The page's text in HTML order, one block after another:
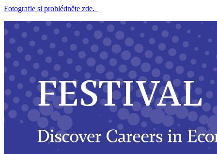
Fotografie si prohlédněte zde.